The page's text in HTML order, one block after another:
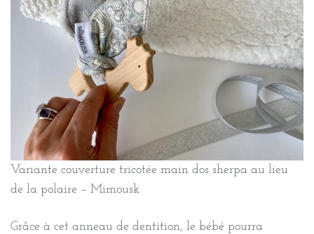
Variante couverture tricotée main dos sherpa au lieu
de la polaire – Mimousk
Grâce à cet anneau de dentition, le bébé pourra